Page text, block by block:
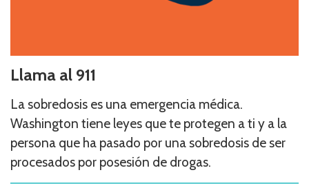
Llama al 911
La sobredosis es una emergencia médica.
Washington tiene leyes que te protegen a ti y a la
persona que ha pasado por una sobredosis de ser
procesados por posesión de drogas.